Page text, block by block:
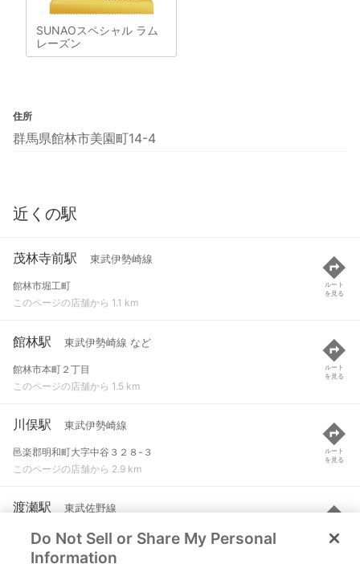
SUNAOスペシャル ラム
レーズン
住所
群馬県館林市美園町14-4
近くの駅
茂林寺前駅 東武伊勢崎線
館林市堀工町
このページの店舗から 1.1 km
ルート
を見る
館林駅 東武伊勢崎線 など
館林市本町２丁目
このページの店舗から 1.5 km
ルート
を見る
川俣駅 東武伊勢崎線
邑楽郡明和町大字中谷３２８-３
このページの店舗から 2.9 km
ルート
を見る
渡瀬駅 東武佐野線
館林市足次町６５
このページの店舗から 3.1 km
ルート
を見る
Do Not Sell or Share My Personal
Information